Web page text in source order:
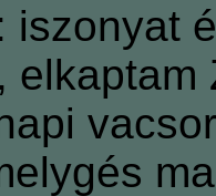
iszonyat